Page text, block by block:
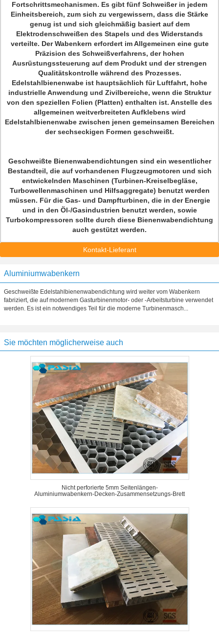
Fortschrittsmechanismen. Es gibt fünf Schweißer in jedem
Einheitsbereich, zum sich zu vergewissern, dass die Stärke
genug ist und sich gleichmäßig basiert auf dem
Elektrodenschweißen des Stapels und des Widerstands
verteilte. Der Wabenkern erfordert im Allgemeinen eine gute
Präzision des Schweißverfahrens, der hohen
Ausrüstungssteuerung auf dem Produkt und der strengen
Qualitätskontrolle während des Prozesses.
Edelstahlbienenwabe ist hauptsächlich für Luftfahrt, hohe
industrielle Anwendung und Zivilbereiche, wenn die Struktur
von den speziellen Folien (Platten) enthalten ist. Anstelle des
allgemeinen weitverbreiteten Aufklebens wird
Edelstahlbienenwabe zwischen jenen gemeinsamen Bereichen
der sechseckigen Formen geschweißt.
Geschweißte Bienenwabendichtungen sind ein wesentlicher
Bestandteil, die auf vorhandenen Flugzeugmotoren und sich
entwickelnden Maschinen (Turbinen-Kreiselbegläse,
Turbowellenmaschinen und Hilfsaggregate) benutzt werden
müssen. Für die Gas- und Dampfturbinen, die in der Energie
und in den Öl-/Gasindustrien benutzt werden, sowie
Turbokompressoren sollte durch diese Bienenwabendichtung
auch gestützt werden.
Kontakt-Lieferant
Aluminiumwabenkern
Geschweißte Edelstahlbienenwabendichtung wird weiter vom Wabenkern
fabriziert, die auf modernem Gasturbinenmotor- oder -Arbeitsturbine verwendet
werden. Es ist ein notwendiges Teil für die moderne Turbinenmasch...
Sie möchten möglicherweise auch
Nicht perforierte 5mm Seitenlängen-
Aluminiumwabenkern-Decken-Zusammensetzungs-Brett